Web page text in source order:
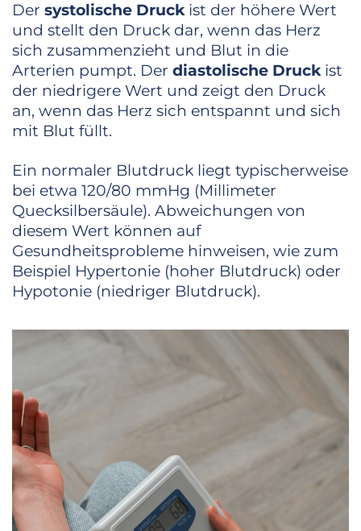
Der systolische Druckist der höhere Wert
und stellt den Druck dar, wenn das Herz
sich zusammenzieht und Blut in die
Arterien pumpt. Der diastolische Druckist
der niedrigere Wert und zeigt den Druck
an, wenn das Herz sich entspannt und sich
mit Blut füllt.
Ein normaler Blutdruck liegt typischerweise
bei etwa 120/80 mmHg (Millimeter
Quecksilbersäule). Abweichungen von
diesem Wert können auf
Gesundheitsprobleme hinweisen, wie zum
Beispiel Hypertonie (hoher Blutdruck) oder
Hypotonie (niedriger Blutdruck).